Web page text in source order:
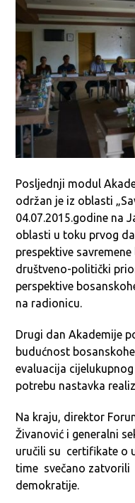
Posljednji modul
održan je iz oblasti
04.07.2015.godine na
oblasti u toku prvog
prespektive
društveno-politički
perspektive
na radionicu.
Drugi dan Akademije
budućnost
evaluacija
potrebu nastavka
Na kraju, direktor
Živanović i generalni
uručili su certifikate o
time svečano zatvorili
demokratije.